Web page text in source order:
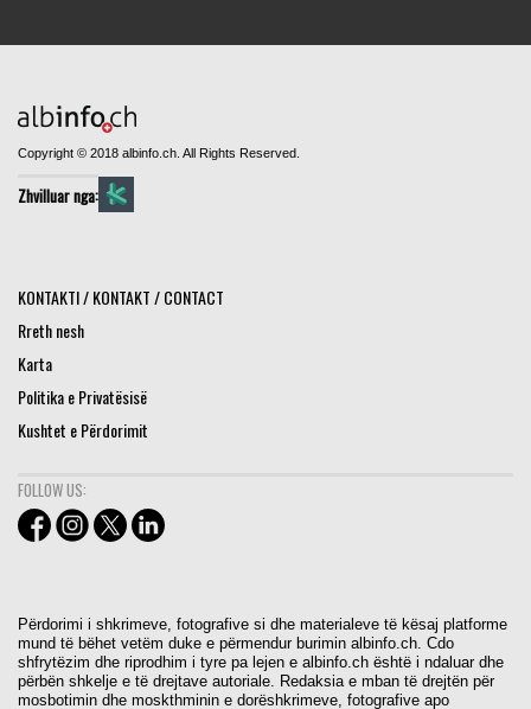
Copyright © 2018 albinfo.ch. All Rights Reserved.
Zhvilluar nga:
KONTAKTI / KONTAKT / CONTACT
Rreth nesh
Karta
Politika e Privatësisë
Kushtet e Përdorimit
FOLLOW US:
Përdorimi i shkrimeve, fotografive si dhe materialeve të kësaj platforme
mund të bëhet vetëm duke e përmendur burimin albinfo.ch. Cdo
shfrytëzim dhe riprodhim i tyre pa lejen e albinfo.ch është i ndaluar dhe
përbën shkelje e të drejtave autoriale. Redaksia e mban të drejtën për
mosbotimin dhe moskthminin e dorëshkrimeve, fotografive apo